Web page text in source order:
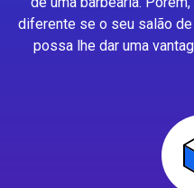
diferente se o seu salão
possa lhe dar uma